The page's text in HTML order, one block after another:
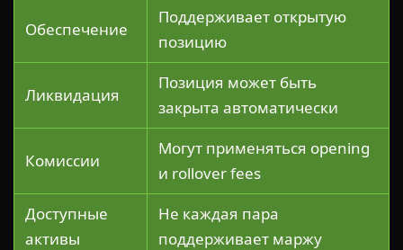
Обеспечение
Поддерживает открытую
позицию
Ликвидация
Позиция может быть
закрыта автоматически
Комиссии
Могут применяться opening
и rollover fees
Доступные
активы
Не каждая пара
поддерживает маржу